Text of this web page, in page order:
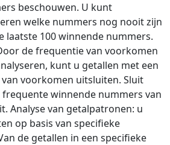
beschouwen. U kunt
welke nummers nog nooit zijn
laatste 100 winnende nummers.
de frequentie van voorkomen
kunt u getallen met een
voorkomen uitsluiten. Sluit
winnende nummers van
Analyse van getalpatronen: u
op basis van specifieke
de getallen in een specifieke